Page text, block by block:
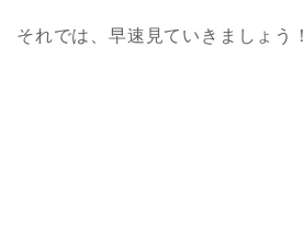
それでは、早速見ていきましょう！